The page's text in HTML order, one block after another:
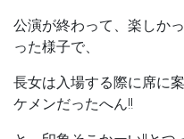
公演が終わって、楽しか
った様子で、
長女は入場する際に席に
ケメンだったへん!!